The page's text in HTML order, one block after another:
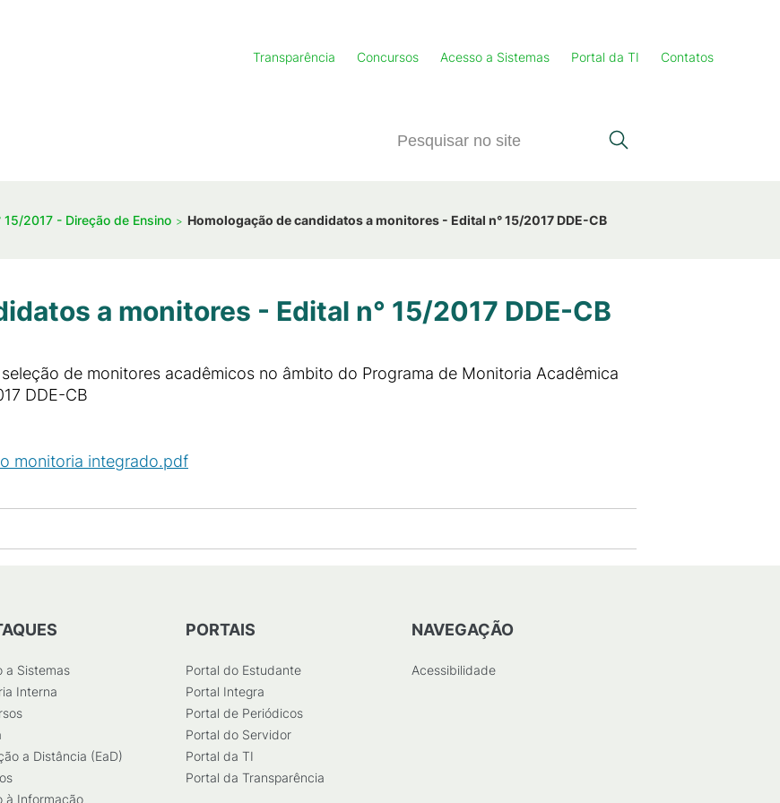
Transparência Concursos Acesso a Sistemas Portal da TI Contatos
15/2017 - Direção de Ensino Homologação de candidatos a monitores - Edital n° 15/2017 DDE-CB
a monitores - Edital n° 15/2017 DDE-CB
de monitores acadêmicos no âmbito do Programa de Monitoria Acadêmica
DDE-CB
monitoria integrado.pdf
a Sistemas
Interna
a Distância (EaD)
à Informação
PORTAIS
Portal do Estudante
Portal Integra
Portal de Periódicos
Portal do Servidor
Portal da TI
Portal da Transparência
NAVEGAÇÃO
Acessibilidade